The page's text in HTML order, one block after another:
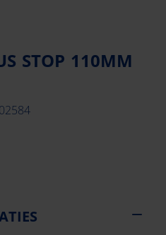
STOP 110MM